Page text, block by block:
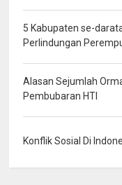
5 Kabupaten se-
Perlindungan
Alasan Sejumlah
Pembubaran HTI
Konflik Sosial Di